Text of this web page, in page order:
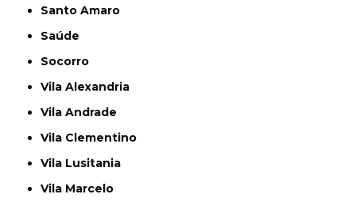
Santo Amaro
Saúde
Socorro
Vila Alexandria
Vila Andrade
Vila Clementino
Vila Lusitania
Vila Marcelo